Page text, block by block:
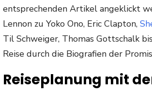
entsprechenden Artikel angeklickt
Lennon zu Yoko Ono, Eric Clapton,
Til Schweiger, Thomas Gottschalk
Reise durch die Biografien der
Reiseplanung mit